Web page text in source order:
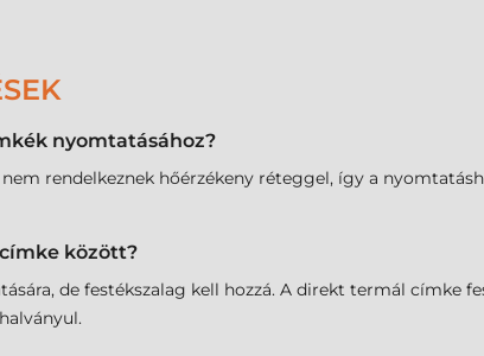
nyomtatásához?
rendelkeznek hőérzékeny réteggel, így a
között?
de festékszalag kell hozzá. A direkt termál címke